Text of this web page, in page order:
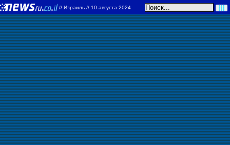
// Израиль // 10 августа 2024